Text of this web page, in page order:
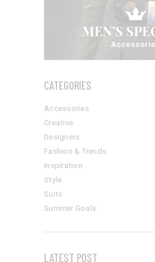
CATEGORIES
Accessories
Creative
Designers
Fashion & Trends
Inspiration
Style
Suits
Summer Goals
LATEST POST